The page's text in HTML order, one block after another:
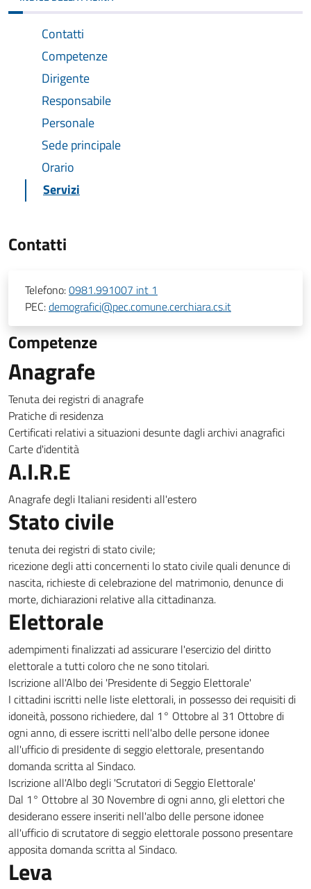
Contatti
Competenze
Dirigente
Responsabile
Personale
Sede principale
Orario
Servizi
Contatti
Telefono:0981.991007 int 1
PEC:demografici@pec.comune.cerchiara.cs.it
Competenze
Anagrafe
Tenuta dei registri di anagrafe
Pratiche di residenza
Certificati relativi a situazioni desunte dagli archivi anagrafici
Carte d'identità
A.I.R.E
Anagrafe degli Italiani residenti all'estero
Stato civile
tenuta dei registri di stato civile;
ricezione degli atti concernenti lo stato civile quali denunce di
nascita, richieste di celebrazione del matrimonio, denunce di
morte, dichiarazioni relative alla cittadinanza.
Elettorale
adempimenti finalizzati ad assicurare l'esercizio del diritto
elettorale a tutti coloro che ne sono titolari.
Iscrizione all'Albo dei 'Presidente di Seggio Elettorale'
I cittadini iscritti nelle liste elettorali, in possesso dei requisiti di
idoneità, possono richiedere, dal 1° Ottobre al 31 Ottobre di
ogni anno, di essere iscritti nell'albo delle persone idonee
all'ufficio di presidente di seggio elettorale, presentando
domanda scritta al Sindaco.
Iscrizione all'Albo degli 'Scrutatori di Seggio Elettorale'
Dal 1° Ottobre al 30 Novembre di ogni anno, gli elettori che
desiderano essere inseriti nell'albo delle persone idonee
all'ufficio di scrutatore di seggio elettorale possono presentare
apposita domanda scritta al Sindaco.
Leva